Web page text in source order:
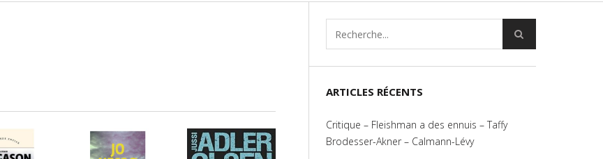
ARTICLES RÉCENTS
Critique – Fleishman a des ennuis – Taffy
Brodesser-Akner – Calmann-Lévy